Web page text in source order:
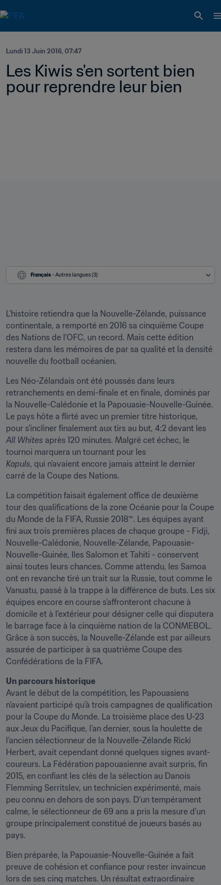
Lundi 13 Juin 2016, 07:47
Les Kiwis s'en sortent bien
pour reprendre leur bien
Français - Autres langues (3)
L’histoire retiendra que la Nouvelle-Zélande, puissance
continentale, a remporté en 2016 sa cinquième Coupe
des Nations de l’OFC, un record. Mais cette édition
restera dans les mémoires de par sa qualité et la densité
nouvelle du football océanien.
Les Néo-Zélandais ont été poussés dans leurs
retranchements en demi-finale et en finale, dominés par
la Nouvelle-Calédonie et la Papouasie-Nouvelle-Guinée.
Le pays hôte a flirté avec un premier titre historique,
All Whites après 120 minutes. Malgré cet échec, le
Kapuls, qui n’avaient encore jamais atteint le dernier
carré de la Coupe des Nations.
La compétition faisait également office de deuxième
tour des qualifications de la zone Océanie pour la Coupe
du Monde de la FIFA, Russie 2018™. Les équipes ayant
fini aux trois premières places de chaque groupe - Fidji,
Nouvelle-Calédonie, Nouvelle-Zélande, Papouasie-
Nouvelle-Guinée, Iles Salomon et Tahiti - conservent
ainsi toutes leurs chances. Comme attendu, les Samoa
ont en revanche tiré un trait sur la Russie, tout comme le
Vanuatu, passé à la trappe à la différence de buts. Les six
équipes encore en course s’affronteront chacune à
domicile et à l’extérieur pour désigner celle qui disputera
le barrage face à la cinquième nation de la CONMEBOL.
Grâce à son succès, la Nouvelle-Zélande est par ailleurs
assurée de participer à sa quatrième Coupe des
Confédérations de la FIFA.
Un parcours historique
Avant le début de la compétition, les Papouasiens
n’avaient participé qu’à trois campagnes de qualification
pour la Coupe du Monde. La troisième place des U-23
aux Jeux du Pacifique, l’an dernier, sous la houlette de
l’ancien sélectionneur de la Nouvelle-Zélande Ricki
Herbert, avait cependant donné quelques signes avant-
coureurs. La Fédération papouasienne avait surpris, fin
2015, en confiant les clés de la sélection au Danois
Flemming Serritslev, un technicien expérimenté, mais
peu connu en dehors de son pays. D’un tempérament
calme, le sélectionneur de 69 ans a pris la mesure d’un
groupe principalement constitué de joueurs basés au
pays.
Bien préparée, la Papouasie-Nouvelle-Guinée a fait
preuve de cohésion et confiance pour rester invaincue
lors de ses cinq matches. Un résultat extraordinaire